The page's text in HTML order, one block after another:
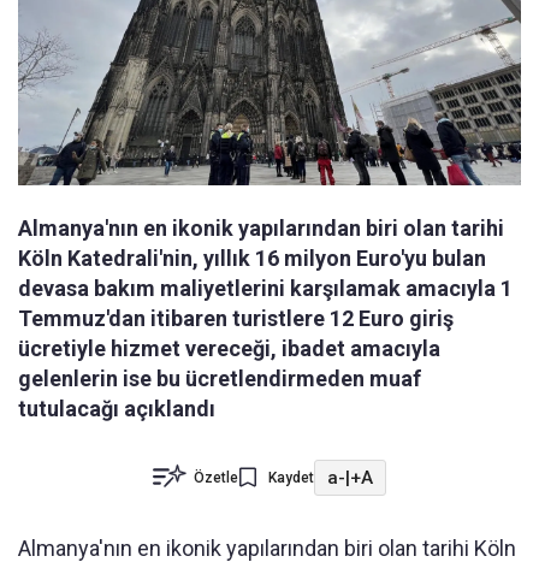
Almanya'nın en ikonik yapılarından biri olan tarihi
Köln Katedrali'nin, yıllık 16 milyon Euro'yu bulan
devasa bakım maliyetlerini karşılamak amacıyla 1
Temmuz'dan itibaren turistlere 12 Euro giriş
ücretiyle hizmet vereceği, ibadet amacıyla
gelenlerin ise bu ücretlendirmeden muaf
tutulacağı açıklandı
Özetle Kaydet a-|+A
Almanya'nın en ikonik yapılarından biri olan tarihi Köln